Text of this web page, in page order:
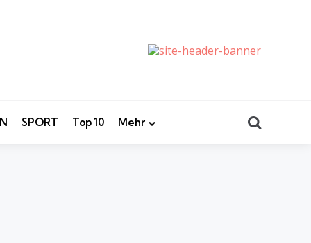
SPORT Top 10 Mehr